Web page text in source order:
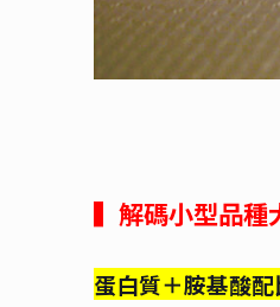
▍解碼小型品種
蛋白質＋胺基酸